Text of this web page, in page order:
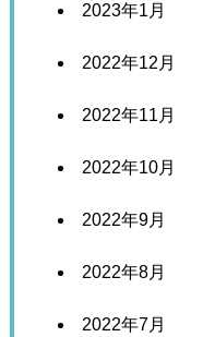
2023年1月
2022年12月
2022年11月
2022年10月
2022年9月
2022年8月
2022年7月